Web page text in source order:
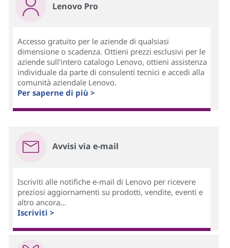
Lenovo Pro
Accesso gratuito per le aziende di qualsiasi
dimensione o scadenza. Ottieni prezzi esclusivi per le
aziende sull'intero catalogo Lenovo, ottieni assistenza
individuale da parte di consulenti tecnici e accedi alla
comunità aziendale Lenovo.
Per saperne di più >
Avvisi via e-mail
Iscriviti alle notifiche e-mail di Lenovo per ricevere
preziosi aggiornamenti su prodotti, vendite, eventi e
altro ancora...
Iscriviti >